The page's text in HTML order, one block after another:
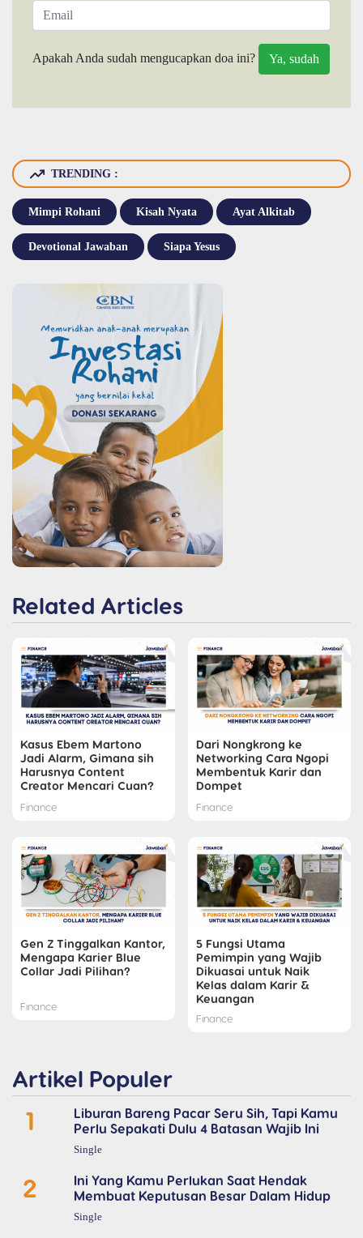
Apakah Anda sudah mengucapkan doa ini?
TRENDING :
Mimpi Rohani Kisah Nyata Ayat Alkitab
Devotional Jawaban Siapa Yesus
Related Articles
Kasus Ebem Martono
Jadi Alarm, Gimana sih
Harusnya Content
Creator Mencari Cuan?
Finance
Dari Nongkrong ke
Networking Cara Ngopi
Membentuk Karir dan
Dompet
Finance
Gen Z Tinggalkan Kantor,
Mengapa Karier Blue
Collar Jadi Pilihan?
Finance
5 Fungsi Utama
Pemimpin yang Wajib
Dikuasai untuk Naik
Kelas dalam Karir &
Keuangan
Finance
Artikel Populer
1
Liburan Bareng Pacar Seru Sih, Tapi Kamu
Perlu Sepakati Dulu 4 Batasan Wajib Ini
Single
2
Ini Yang Kamu Perlukan Saat Hendak
Membuat Keputusan Besar Dalam Hidup
Single